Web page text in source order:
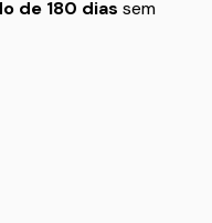
de 180 dias sem